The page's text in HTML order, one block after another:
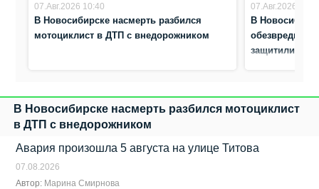
07.Авг.2026 10:40
В Новосибирске насмерть разбился
мотоциклист в ДТП с внедорожником
07.Авг.2026
В
обезвредили
защитили
В Новосибирске насмерть разбился мотоциклист
в ДТП с внедорожником
Авария произошла 5 августа на улице Титова
07.08.2026
Автор: Марина Смирнова